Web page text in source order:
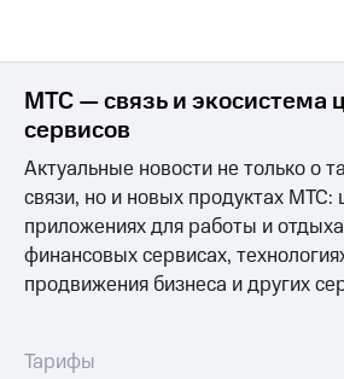
МТС — связь и экосистема
сервисов
Актуальные новости не только о
связи, но и новых продуктах
приложениях для работы и
финансовых сервисах,
продвижения бизнеса и других
Тарифы